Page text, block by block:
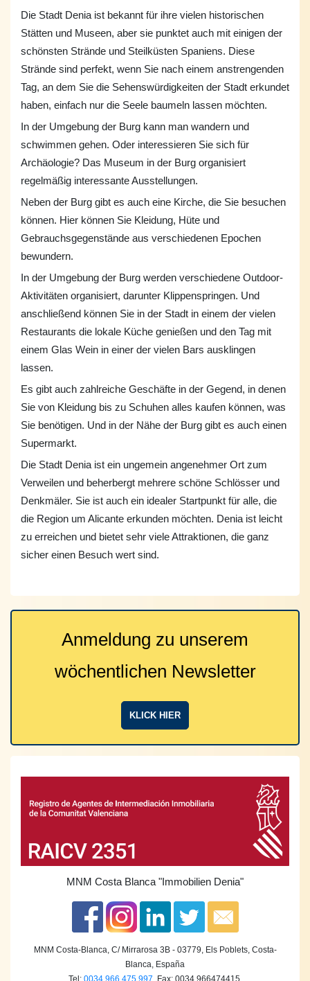
Die Stadt Denia ist bekannt für ihre vielen historischen
Stätten und Museen, aber sie punktet auch mit einigen der
schönsten Strände und Steilküsten Spaniens. Diese
Strände sind perfekt, wenn Sie nach einem anstrengenden
Tag, an dem Sie die Sehenswürdigkeiten der Stadt erkundet
haben, einfach nur die Seele baumeln lassen möchten.
In der Umgebung der Burg kann man wandern und
schwimmen gehen. Oder interessieren Sie sich für
Archäologie? Das Museum in der Burg organisiert
regelmäßig interessante Ausstellungen.
Neben der Burg gibt es auch eine Kirche, die Sie besuchen
können. Hier können Sie Kleidung, Hüte und
Gebrauchsgegenstände aus verschiedenen Epochen
bewundern.
In der Umgebung der Burg werden verschiedene Outdoor-
Aktivitäten organisiert, darunter Klippenspringen. Und
anschließend können Sie in der Stadt in einem der vielen
Restaurants die lokale Küche genießen und den Tag mit
einem Glas Wein in einer der vielen Bars ausklingen
lassen.
Es gibt auch zahlreiche Geschäfte in der Gegend, in denen
Sie von Kleidung bis zu Schuhen alles kaufen können, was
Sie benötigen. Und in der Nähe der Burg gibt es auch einen
Supermarkt.
Die Stadt Denia ist ein ungemein angenehmer Ort zum
Verweilen und beherbergt mehrere schöne Schlösser und
Denkmäler. Sie ist auch ein idealer Startpunkt für alle, die
die Region um Alicante erkunden möchten. Denia ist leicht
zu erreichen und bietet sehr viele Attraktionen, die ganz
sicher einen Besuch wert sind.
Anmeldung zu unserem
wöchentlichen Newsletter
KLICK HIER
MNM Costa Blanca "Immobilien Denia"
MNM Costa-Blanca, C/ Mirrarosa 3B - 03779, Els Poblets, Costa-
Blanca, España
Tel: 0034 966 475 997 , Fax: 0034 966474415,